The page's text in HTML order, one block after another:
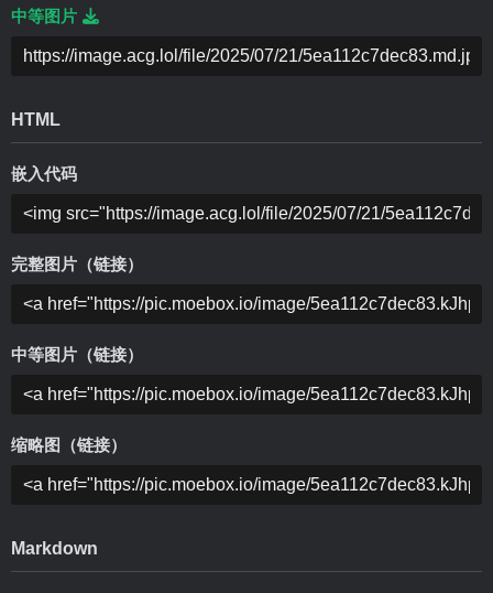
中等图片
HTML
嵌入代码
完整图片（链接）
中等图片（链接）
缩略图（链接）
Markdown